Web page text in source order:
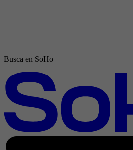
Busca en SoHo